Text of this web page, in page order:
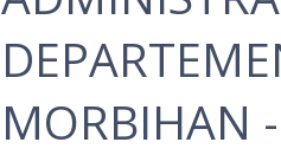
MORBIHAN